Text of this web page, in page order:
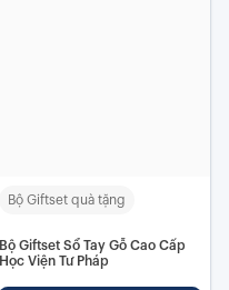
Bộ Giftset quà tặng
Bộ Giftset Sổ Tay Gỗ Cao Cấp
Học Viện Tư Pháp